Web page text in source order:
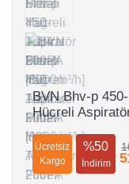
BVN Bhv-p
Hücreli
Ücretsiz
Kargo
%50
İndirim